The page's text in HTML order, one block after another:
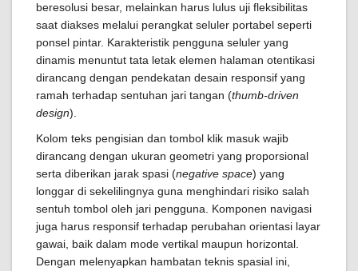
beresolusi besar, melainkan harus lulus uji fleksibilitas
saat diakses melalui perangkat seluler portabel seperti
ponsel pintar. Karakteristik pengguna seluler yang
dinamis menuntut tata letak elemen halaman otentikasi
dirancang dengan pendekatan desain responsif yang
ramah terhadap sentuhan jari tangan (thumb-driven
design).
Kolom teks pengisian dan tombol klik masuk wajib
dirancang dengan ukuran geometri yang proporsional
serta diberikan jarak spasi (negative space) yang
longgar di sekelilingnya guna menghindari risiko salah
sentuh tombol oleh jari pengguna. Komponen navigasi
juga harus responsif terhadap perubahan orientasi layar
gawai, baik dalam mode vertikal maupun horizontal.
Dengan melenyapkan hambatan teknis spasial ini,